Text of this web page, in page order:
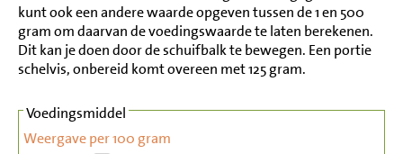
kunt ook een andere waarde opgeven tussen de 1 en 500
gram om daarvan de voedingswaarde te laten berekenen.
Dit kan je doen door de schuifbalk te bewegen. Een portie
schelvis, onbereid komt overeen met 125 gram.
Voedingsmiddel
Weergave per 100 gram